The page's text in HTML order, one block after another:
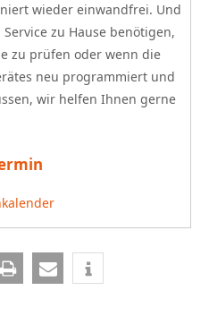
wieder einwandfrei. Und
zu Hause benötigen,
zu prüfen oder wenn die
neu programmiert und
wir helfen Ihnen gerne